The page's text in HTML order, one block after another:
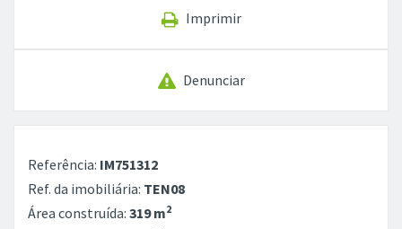
Área construída:319 m
Terreno total:319 m2
Dormitórios:3